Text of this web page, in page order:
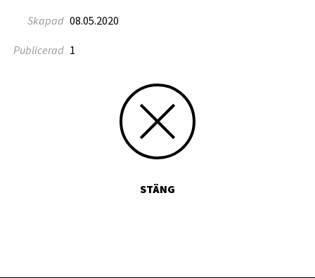
Skapad 08.05.2020
Publicerad 1
STÄNG